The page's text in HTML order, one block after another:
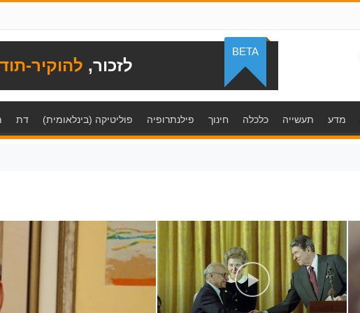
לזכור, להוקיר-
BETA
מדע תעשייה כלכלה חינוך פילנתרופיה פוליטיקה (בינלאומית) דת